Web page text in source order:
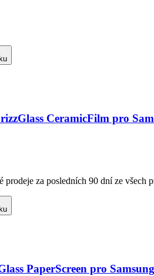
CeramicFilm pro
prodeje za posledních 90 dní ze všech
PaperScreen pro